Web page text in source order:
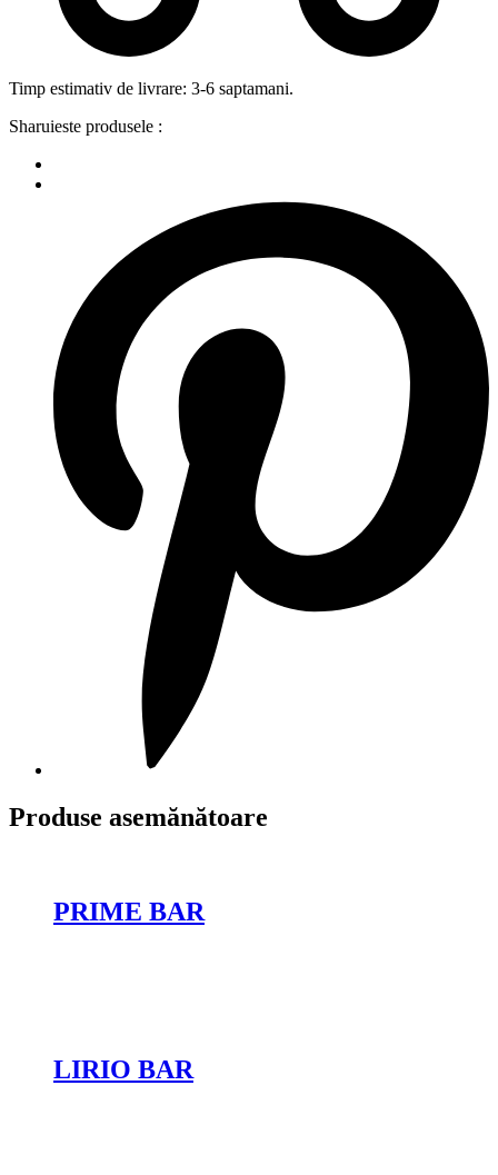
Timp estimativ de livrare: 3-6 saptamani.
Sharuieste produsele :
Produse asemănătoare
PRIME BAR
LIRIO BAR